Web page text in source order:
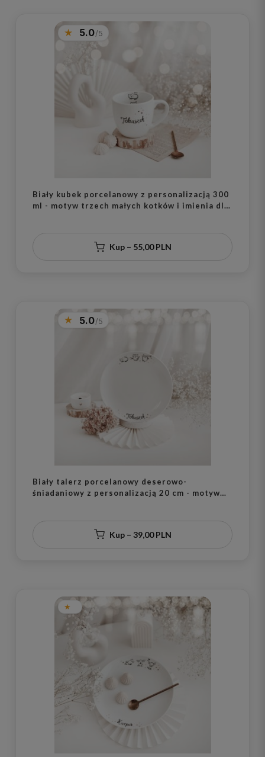
5.0
Biały kubek porcelanowy z personalizacją 300
ml - motyw trzech małych kotków i imienia dla
Kup – 55,00 PLN
5.0
Biały talerz porcelanowy deserowo-
śniadaniowy z personalizacją 20 cm - motyw
Kup – 39,00 PLN